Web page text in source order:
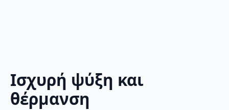
Ισχυρή ψύξη και
θέρμανση